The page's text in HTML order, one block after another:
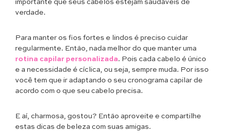
importante que seus cabelos estejam saudáveis de
verdade.
Para manter os fios fortes e lindos é preciso cuidar
regularmente. Então, nada melhor do que manter uma
rotina capilar personalizada. Pois cada cabelo é único
e a necessidade é cíclica, ou seja, sempre muda. Por isso
você tem que ir adaptando o seu cronograma capilar de
acordo com o que seu cabelo precisa.
E aí, charmosa, gostou? Então aproveite e compartilhe
estas dicas de beleza com suas amigas.